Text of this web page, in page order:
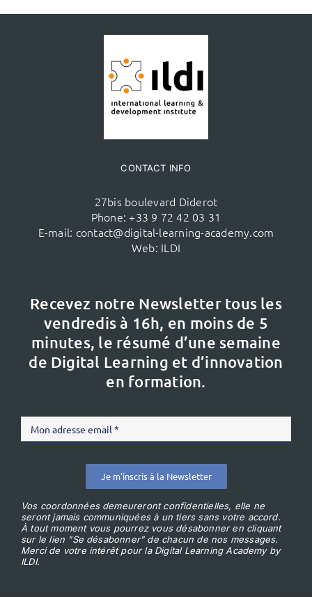
CONTACT INFO
27bis boulevard Diderot
Phone: +33 9 72 42 03 31
E-mail: contact@digital-learning-academy.com
Web: ILDI
Recevez notre Newsletter tous les
vendredis à 16h, en moins de 5
minutes, le résumé d’une semaine
de Digital Learning et d’innovation
en formation.
Je m'inscris à la Newsletter
Vos coordonnées demeureront confidentielles, elle ne
seront jamais communiquées à un tiers sans votre accord.
À tout moment vous pourrez vous désabonner en cliquant
sur le lien "Se désabonner" de chacun de nos messages.
Merci de votre intérêt pour la Digital Learning Academy by
ILDI.